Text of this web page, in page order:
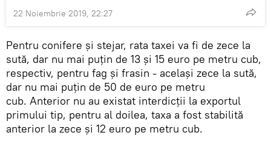
22 Noiembrie 2019, 22:27
Pentru conifere și stejar, rata taxei va fi de zece la
sută, dar nu mai puțin de 13 și 15 euro pe metru cub,
respectiv, pentru fag și frasin - același zece la sută,
dar nu mai puțin de 50 de euro pe metru
cub. Anterior nu au existat interdicții la exportul
primului tip, pentru al doilea, taxa a fost stabilită
anterior la zece și 12 euro pe metru cub.